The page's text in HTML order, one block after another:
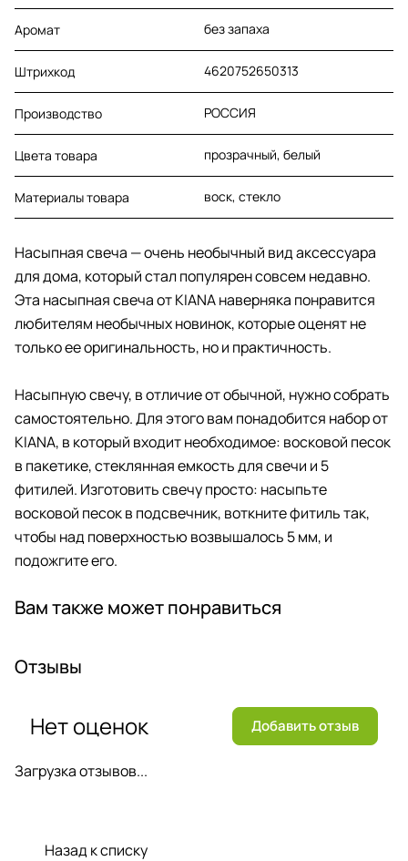
Аромат без запаха
Штрихкод 4620752650313
Производство РОССИЯ
Цвета товара прозрачный, белый
Материалы товара воск, стекло
Насыпная свеча — очень необычный вид аксессуара
для дома, который стал популярен совсем недавно.
Эта насыпная свеча от KIANA наверняка понравится
любителям необычных новинок, которые оценят не
только ее оригинальность, но и практичность.
Насыпную свечу, в отличие от обычной, нужно собрать
самостоятельно. Для этого вам понадобится набор от
KIANA, в который входит необходимое: восковой песок
в пакетике, стеклянная емкость для свечи и 5
фитилей. Изготовить свечу просто: насыпьте
восковой песок в подсвечник, воткните фитиль так,
чтобы над поверхностью возвышалось 5 мм, и
подожгите его.
Вам также может понравиться
Отзывы
Загрузка отзывов...
Нет оценок Добавить отзыв
Назад к списку